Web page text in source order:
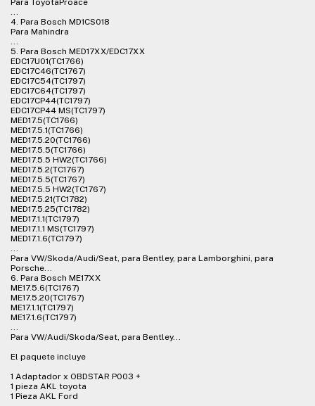
Para ToyotaProace
...
4. Para Bosch MD1CS018
Para Mahindra
...
5. Para Bosch MED17XX/EDC17XX
EDC17U01(TC1766)
EDC17C46(TC1767)
EDC17C54(TC1797)
EDC17C64(TC1797)
EDC17CP44(TC1797)
EDC17CP44 MS(TC1797)
MED17.5(TC1766)
MED17.5.1(TC1766)
MED17.5.20(TC1766)
MED17.5.5(TC1766)
MED17.5.5 HW2(TC1766)
MED17.5.2(TC1767)
MED17.5.5(TC1767)
MED17.5.5 HW2(TC1767)
MED17.5.21(TC1782)
MED17.5.25(TC1782)
MED17.1.1(TC1797)
MED17.1.1 MS(TC1797)
MED17.1.6(TC1797)
...
Para VW/Skoda/Audi/Seat, para Bentley, para Lamborghini, para
Porsche...
6. Para Bosch ME17XX
ME17.5.6(TC1767)
ME17.5.20(TC1767)
ME17.1.1(TC1797)
ME17.1.6(TC1797)
...
Para VW/Audi/Skoda/Seat, para Bentley...
El paquete incluye
1 Adaptador x OBDSTAR P003 +
1 pieza AKL toyota
1 Pieza AKL Ford